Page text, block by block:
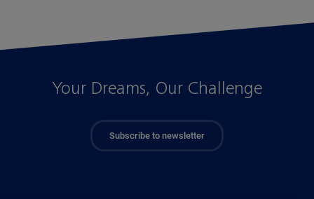
Your Dreams, Our Challenge
Subscribe to newsletter